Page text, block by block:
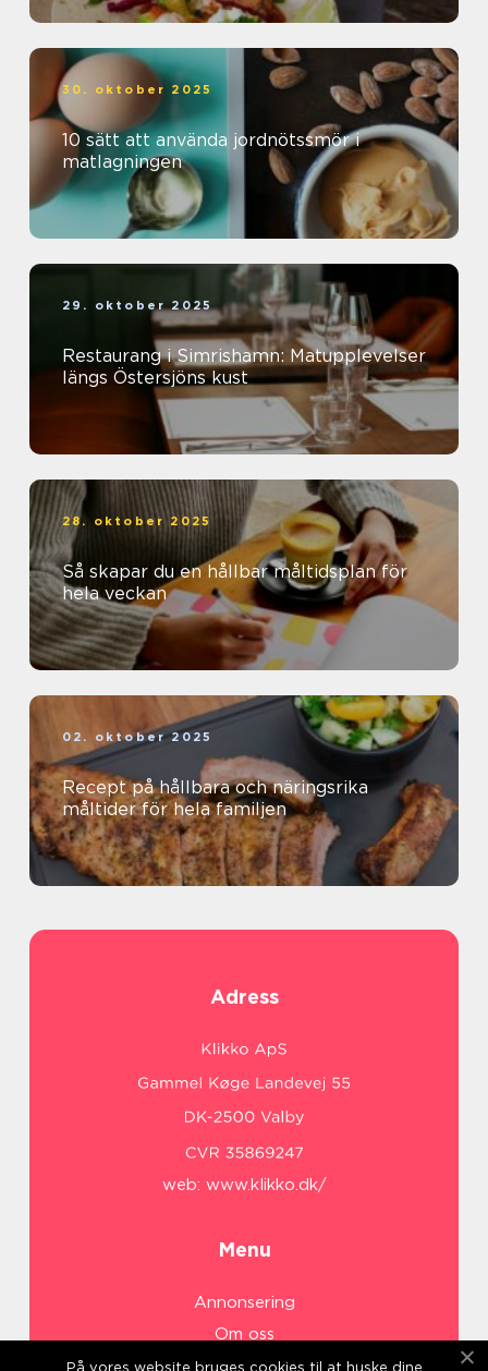
30. oktober 2025
10 sätt att använda jordnötssmör i
matlagningen
29. oktober 2025
Restaurang i Simrishamn: Matupplevelser
längs Östersjöns kust
28. oktober 2025
Så skapar du en hållbar måltidsplan för
hela veckan
02. oktober 2025
Recept på hållbara och näringsrika
måltider för hela familjen
Adress
web: www.klikko.dk/
Menu
Annonsering
Om oss
Cookies
På vores website bruges cookies til at huske dine